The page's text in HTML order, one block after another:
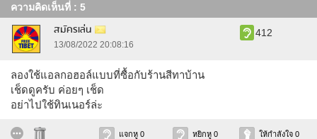
ความคิดเห็นที่ : 5
สมัครเล่น
13/08/2022 20:08:16
412
ลองใช้แอลกอฮอล์แบบที่ซื้อกับร้านสีทาบ้าน
เช็ดดูครับ ค่อยๆ เช็ด
อย่าไปใช้ทินเนอร์ล่ะ
แจกหู 0 หยิกหู 0 ให้กำลังใจ 0